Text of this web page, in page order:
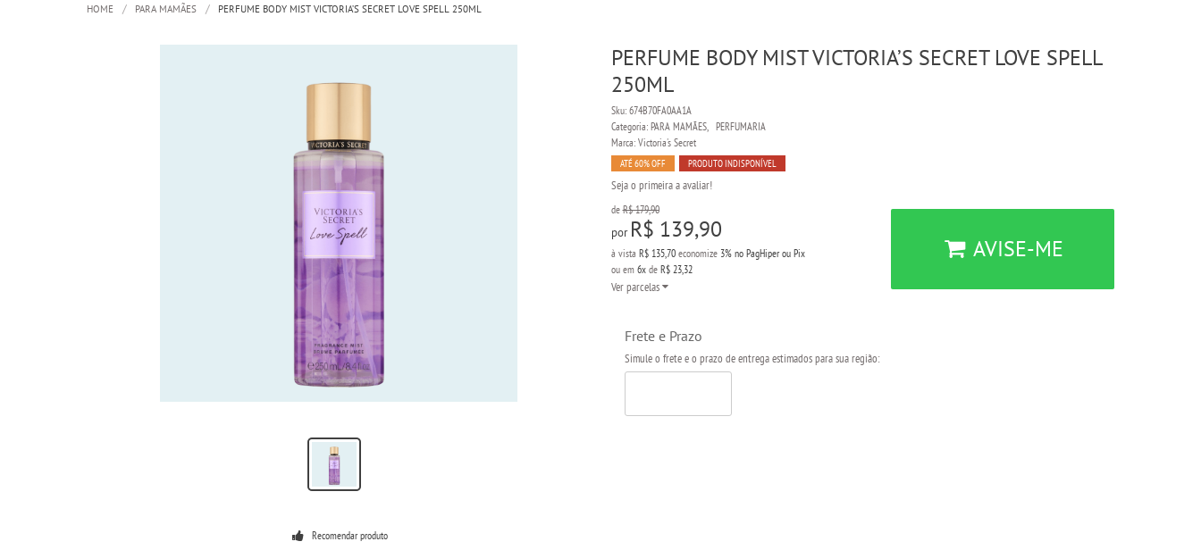
HOME PARA MAMÃES PERFUME BODY MIST VICTORIA’S SECRET LOVE SPELL 250ML
Recomendar produto
PERFUME BODY MIST VICTORIA’S SECRET LOVE SPELL
250ML
Sku: 674B70FA0AA1A
Categoria: PARA MAMÃES
PERFUMARIA
Marca: Victoria's Secret
ATÉ 60% OFF PRODUTO INDISPONÍVEL
Seja o primeira a avaliar!
de R$ 179,90
por R$ 139,90
à vista R$ 135,70economize 3% no PagHiper ou Pix
ou em 6xde R$ 23,32
Ver parcelas
AVISE-ME
Frete e Prazo
Simule o frete e o prazo de entrega estimados para sua região: